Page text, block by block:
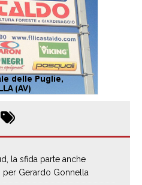
la sfida parte anche
per Gerardo Gonnella